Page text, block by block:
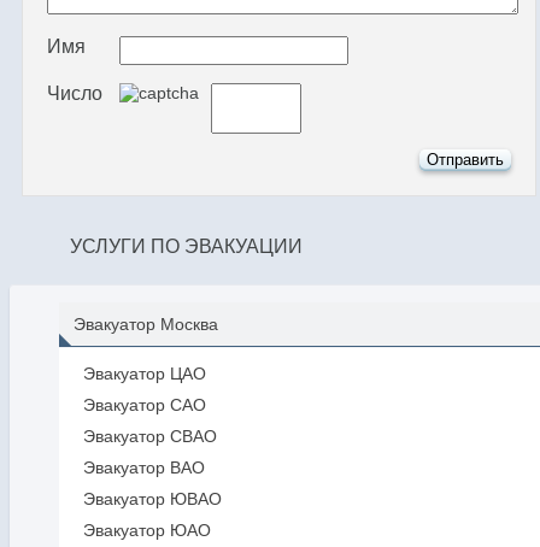
Имя
Число
УСЛУГИ ПО ЭВАКУАЦИИ
Эвакуатор Москва
Эвакуатор ЦАО
Эвакуатор САО
Эвакуатор СВАО
Эвакуатор ВАО
Эвакуатор ЮВАО
Эвакуатор ЮАО